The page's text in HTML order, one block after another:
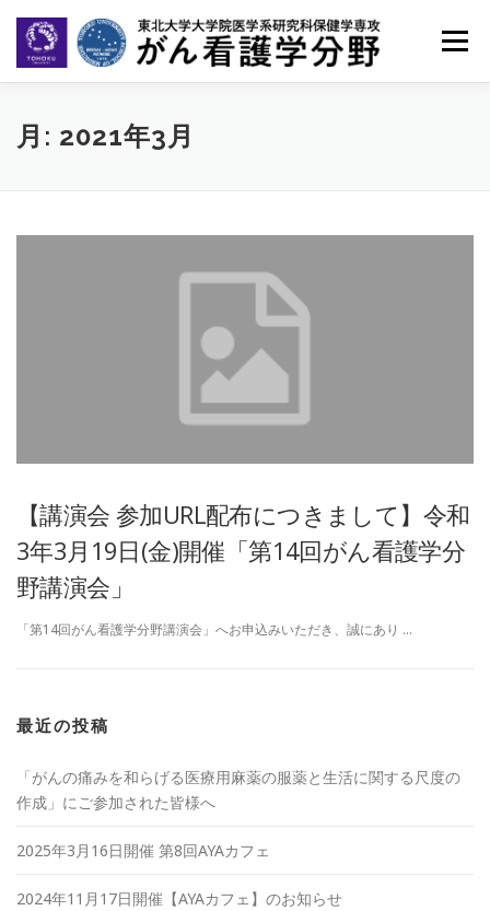
メニュー
ホーム ごあいさつ
月: 2021年3月
【講演会 参加URL配布につきまして】令和
3年3月19日(金)開催「第14回がん看護学分
野講演会」
「第14回がん看護学分野講演会」へお申込みいただき、誠にあり …
最近の投稿
「がんの痛みを和らげる医療用麻薬の服薬と生活に関する尺度の
作成」にご参加された皆様へ
2025年3月16日開催 第8回AYAカフェ
2024年11月17日開催【AYAカフェ】のお知らせ